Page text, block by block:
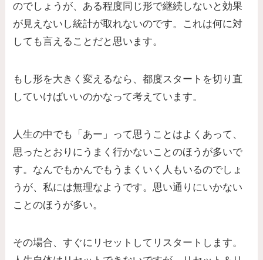
のでしょうが、ある程度同じ形で継続しないと効果
が見えないし統計が取れないのです。これは何に対
しても言えることだと思います。
もし形を大きく変えるなら、都度スタートを切り直
していけばいいのかなって考えています。
人生の中でも「あー」って思うことはよくあって、
思ったとおりにうまく行かないことのほうが多いで
す。なんでもかんでもうまくいく人もいるのでしょ
うが、私には無理なようです。思い通りにいかない
ことのほうが多い。
その場合、すぐにリセットしてリスタートします。